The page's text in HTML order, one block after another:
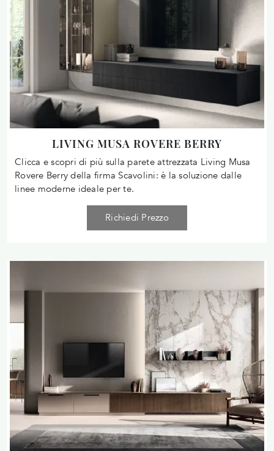
LIVING MUSA ROVERE BERRY
Clicca e scopri di più sulla parete attrezzata Living Musa
Rovere Berry della firma Scavolini: è la soluzione dalle
linee moderne ideale per te.
Richiedi Prezzo